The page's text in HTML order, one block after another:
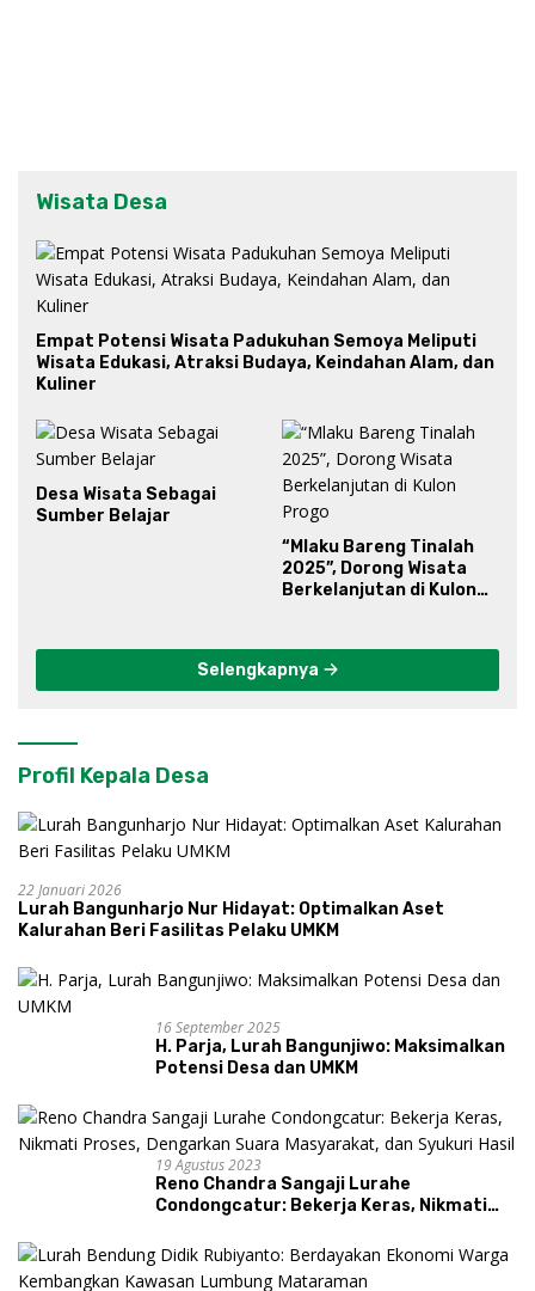
Wisata Desa
Empat Potensi Wisata Padukuhan Semoya Meliputi
Wisata Edukasi, Atraksi Budaya, Keindahan Alam, dan
Kuliner
Desa Wisata Sebagai
Sumber Belajar
“Mlaku Bareng Tinalah
2025”, Dorong Wisata
Berkelanjutan di Kulon
Selengkapnya
Profil Kepala Desa
22 Januari 2026
Lurah Bangunharjo Nur Hidayat: Optimalkan Aset
Kalurahan Beri Fasilitas Pelaku UMKM
16 September 2025
H. Parja, Lurah Bangunjiwo: Maksimalkan
Potensi Desa dan UMKM
19 Agustus 2023
Reno Chandra Sangaji Lurahe
Condongcatur: Bekerja Keras, Nikmati
dan Syukuri Hasil